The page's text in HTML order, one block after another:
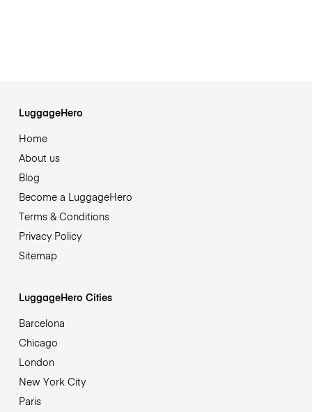
LuggageHero
Home
About us
Blog
Become a LuggageHero
Terms & Conditions
Privacy Policy
Sitemap
LuggageHero Cities
Barcelona
Chicago
London
New York City
Paris